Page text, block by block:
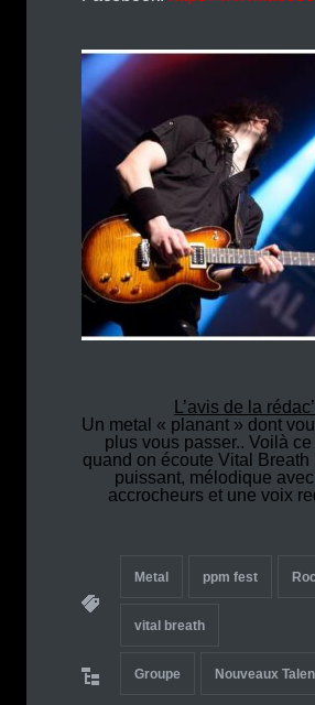
L’avis de la
Un metal « planant » dont
plus vous passer.. Voilà
quand on écoute Vital Breath
puissant, mélodique
accrocheurs et une voix
Metal ppm fest
vital breath
Groupe Nouveaux